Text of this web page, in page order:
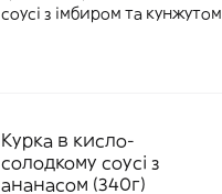
соусі з імбиром та кунжутом
Курка в кисло-
солодкому соусі з
ананасом (340г)